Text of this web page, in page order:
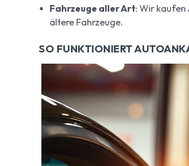
Fahrzeuge aller Art: Wir kaufen
ältere Fahrzeuge.
SO FUNKTIONIERT